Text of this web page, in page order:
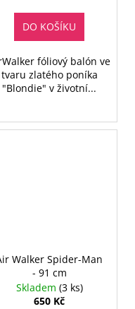
DO KOŠÍKU
fóliový balón ve
tvaru zlatého poníka
"Blondie" v životní...
Walker Spider-Man
- 91 cm
Skladem (3 ks)
650 Kč